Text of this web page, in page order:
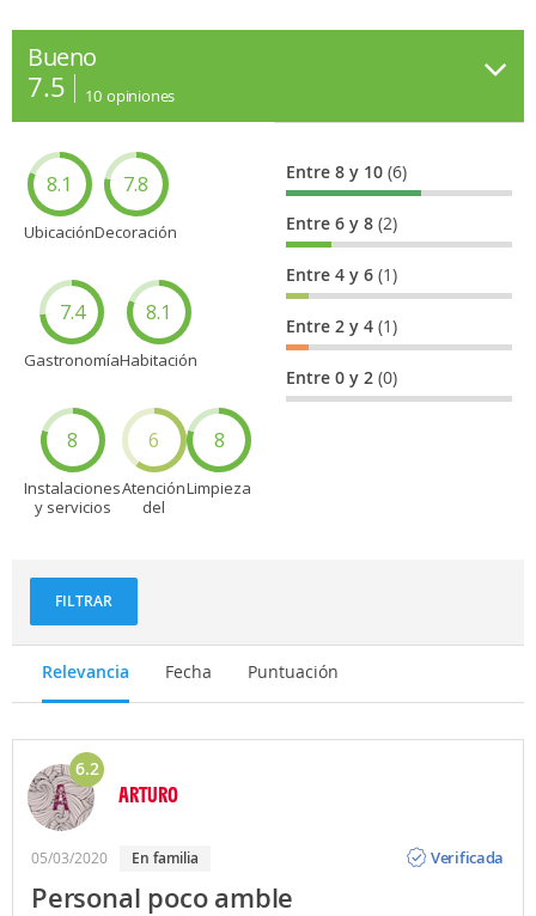
Bueno
7.5 10 opiniones
8.1
Ubicación
7.8
Decoración
7.4
Gastronomía
8.1
Habitación
8
Instalaciones
y servicios
6
Atención
del
8
Limpieza
Entre 8 y 10(6)
Entre 6 y 8(2)
Entre 4 y 6(1)
Entre 2 y 4(1)
Entre 0 y 2(0)
FILTRAR
Relevancia Fecha Puntuación
6.2
ARTURO
05/03/2020 en familia
Verificada
Personal poco amble